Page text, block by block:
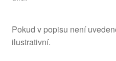
Pokud v popisu není
ilustrativní.